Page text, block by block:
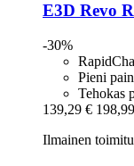
E3D Revo
-30%
Pieni
Tehokas
139,29 €
Ilmainen